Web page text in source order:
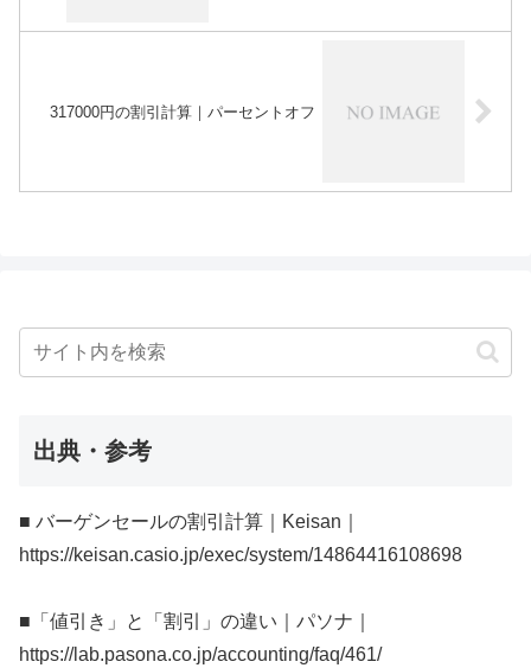
317000円の割引計算｜パーセントオフ
出典・参考
■ バーゲンセールの割引計算｜Keisan｜
https://keisan.casio.jp/exec/system/14864416108698
■「値引き」と「割引」の違い｜パソナ｜
https://lab.pasona.co.jp/accounting/faq/461/